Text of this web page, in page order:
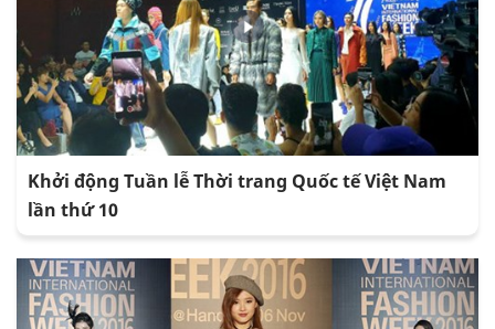
Khởi động Tuần lễ Thời trang Quốc tế Việt Nam
lần thứ 10